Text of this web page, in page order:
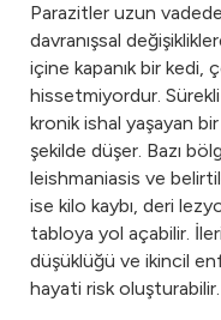
Parazitler uzun
davranışsal
içine kapanık bir kedi,
hissetmiyordur.
kronik ishal yaşayan
şekilde düşer. Bazı
leishmaniasis ve
ise kilo kaybı, deri
tabloya yol açabilir. İleri
düşüklüğü ve ikincil
hayati risk oluşturabilir.